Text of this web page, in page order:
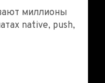
миллионы
native, push,